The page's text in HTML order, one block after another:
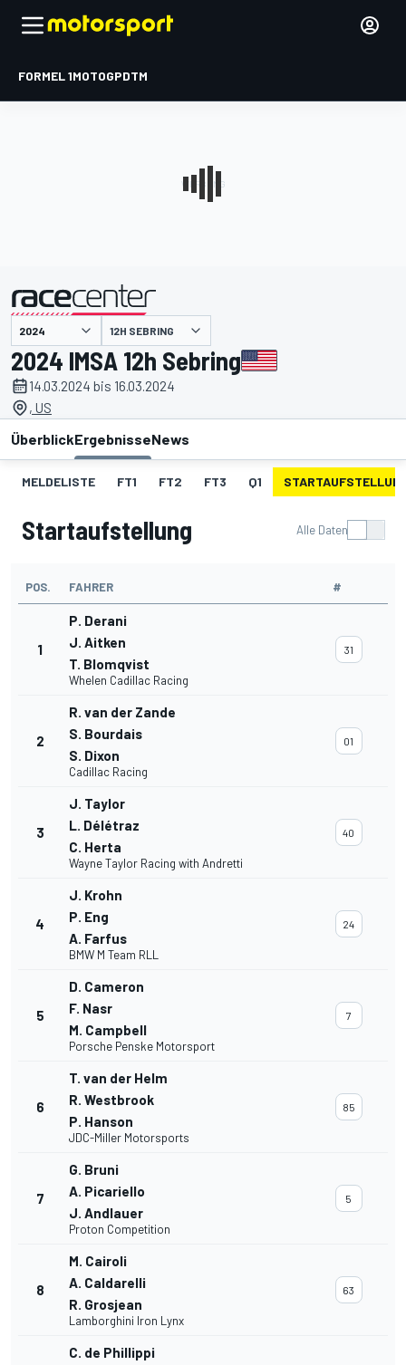
FORMEL 1MOTOGPDTM
12H SEBRING
2024 IMSA 12h Sebring
14.03.2024 bis 16.03.2024
, US
ÜberblickErgebnisseNews
MELDELISTE FT1 FT2 FT3 Q1
Startaufstellung Alle Daten
POS. FAHRER #
1
P. Derani
J. Aitken
T. Blomqvist
Whelen Cadillac Racing
31
2
R. van der Zande
S. Bourdais
S. Dixon
Cadillac Racing
01
3
J. Taylor
L. Délétraz
C. Herta
Wayne Taylor Racing with Andretti
40
4
J. Krohn
P. Eng
A. Farfus
BMW M Team RLL
24
5
D. Cameron
F. Nasr
M. Campbell
Porsche Penske Motorsport
7
6
T. van der Helm
R. Westbrook
P. Hanson
JDC-Miller Motorsports
85
7
G. Bruni
A. Picariello
J. Andlauer
Proton Competition
5
8
M. Cairoli
A. Caldarelli
R. Grosjean
Lamborghini Iron Lynx
63
C. de Phillippi